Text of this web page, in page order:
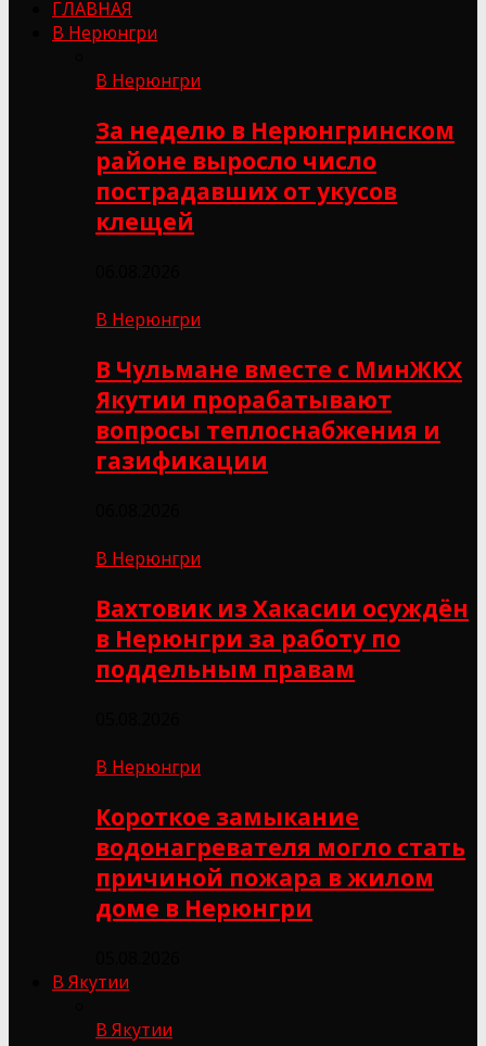
ГЛАВНАЯ
В Нерюнгри
В Нерюнгри
За неделю в Нерюнгринском
районе выросло число
пострадавших от укусов
клещей
В Нерюнгри
В Чульмане вместе с МинЖКХ
Якутии прорабатывают
вопросы теплоснабжения и
газификации
В Нерюнгри
Вахтовик из Хакасии осуждён
в Нерюнгри за работу по
поддельным правам
В Нерюнгри
Короткое замыкание
водонагревателя могло стать
причиной пожара в жилом
доме в Нерюнгри
В Якутии
В Якутии